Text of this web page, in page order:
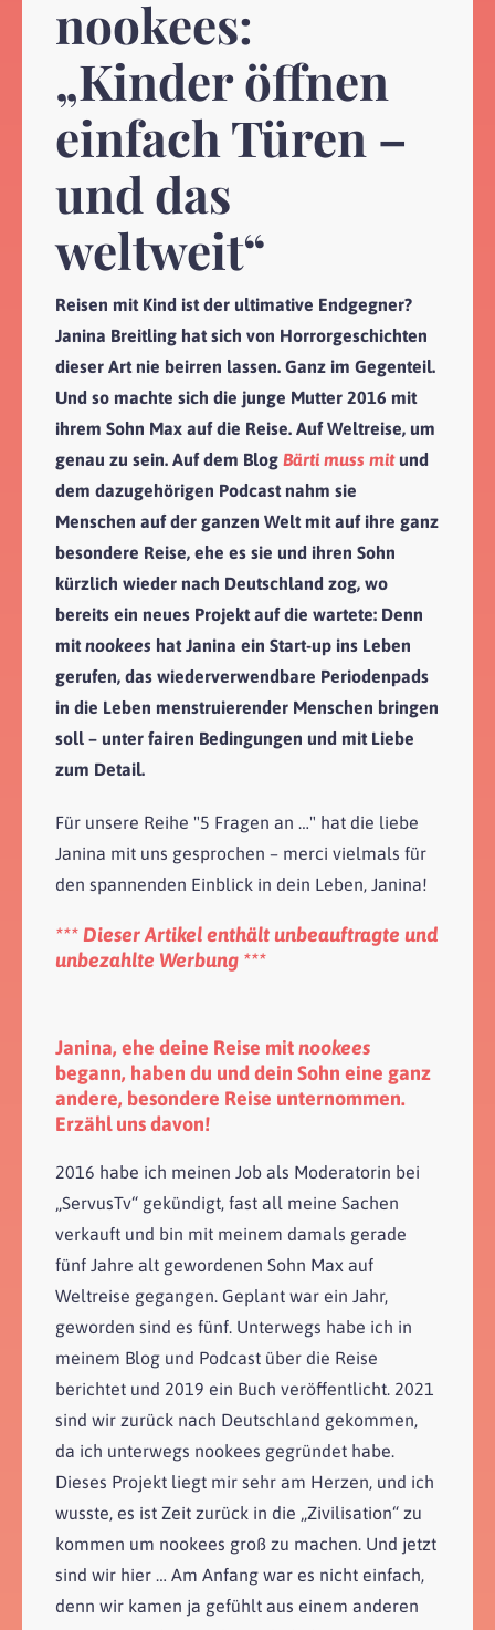
nookees:
„Kinder öffnen
einfach Türen –
und das
weltweit“
Reisen mit Kind ist der ultimative Endgegner?
Janina Breitling hat sich von Horrorgeschichten
dieser Art nie beirren lassen. Ganz im Gegenteil.
Und so machte sich die junge Mutter 2016 mit
ihrem Sohn Max auf die Reise. Auf Weltreise, um
genau zu sein. Auf dem Blog Bärti muss mitund
dem dazugehörigen Podcast nahm sie
Menschen auf der ganzen Welt mit auf ihre ganz
besondere Reise, ehe es sie und ihren Sohn
kürzlich wieder nach Deutschland zog, wo
bereits ein neues Projekt auf die wartete: Denn
mitnookees hat Janina ein Start-up ins Leben
gerufen, das wiederverwendbare Periodenpads
in die Leben menstruierender Menschen bringen
soll – unter fairen Bedingungen und mit Liebe
zum Detail.
Für unsere Reihe "5 Fragen an …" hat die liebe
Janina mit uns gesprochen – merci vielmals für
den spannenden Einblick in dein Leben, Janina!
*** Dieser Artikel enthält unbeauftragte und
unbezahlte Werbung ***
Janina, ehe deine Reise mitnookees
begann, haben du und dein Sohn eine ganz
andere, besondere Reise unternommen.
Erzähl uns davon!
2016 habe ich meinen Job als Moderatorin bei
„ServusTv“ gekündigt, fast all meine Sachen
verkauft und bin mit meinem damals gerade
fünf Jahre alt gewordenen Sohn Max auf
Weltreise gegangen. Geplant war ein Jahr,
geworden sind es fünf. Unterwegs habe ich in
meinem Blog und Podcast über die Reise
berichtet und 2019 ein Buch veröffentlicht. 2021
sind wir zurück nach Deutschland gekommen,
da ich unterwegs nookees gegründet habe.
Dieses Projekt liegt mir sehr am Herzen, und ich
wusste, es ist Zeit zurück in die „Zivilisation“ zu
kommen um nookees groß zu machen. Und jetzt
sind wir hier … Am Anfang war es nicht einfach,
denn wir kamen ja gefühlt aus einem anderen